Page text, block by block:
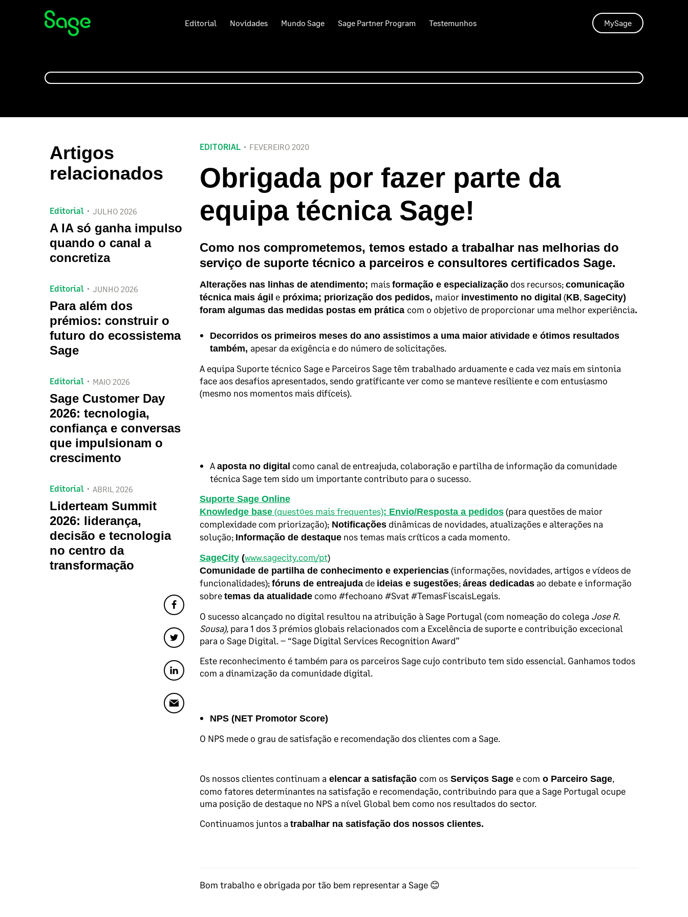
Editorial Novidades Mundo Sage Sage Partner Program Testemunhos MySage
EDITORIAL FEVEREIRO 2020
Obrigada por fazer parte da
equipa técnica Sage!
Como nos comprometemos, temos estado a trabalhar nas melhorias do
serviço de suporte técnico a parceiros e consultores certificados Sage.
Alterações nas linhas de atendimento; mais formação e especializaçãodos recursos; comunicação
técnica mais ágil epróxima; priorização dos pedidos, maior investimento no digital (KB, SageCity)
foram algumas das medidas postas em prática com o objetivo de proporcionar uma melhor experiência.
Decorridos os primeiros meses do ano assistimos a uma maior atividade e ótimos resultados
também, apesar da exigência e do número de solicitações.
A equipa Suporte técnico Sage e Parceiros Sage têm trabalhado arduamente e cada vez mais em sintonia
face aos desafios apresentados, sendo gratificante ver como se manteve resiliente e com entusiasmo
(mesmo nos momentos mais difíceis).
A aposta no digital como canal de entreajuda, colaboração e partilha de informação da comunidade
técnica Sage tem sido um importante contributo para o sucesso.
Suporte Sage Online
Knowledge base(questões mais frequentes); Envio/Resposta a pedidos(para questões de maior
complexidade com priorização);Notificaçõesdinâmicas de novidades, atualizações e alterações na
solução; Informação de destaquenos temas mais críticos a cada momento.
SageCity(www.sagecity.com/pt)
Comunidade de partilha de conhecimento e experiencias(informações, novidades, artigos e vídeos de
funcionalidades); fóruns de entreajudade ideias e sugestões; áreas dedicadasao debate e informação
sobre temas da atualidadecomo #fechoano #Svat #TemasFiscaisLegais.
O sucesso alcançado no digital resultou na atribuição à Sage Portugal (com nomeação do colega Jose R.
Sousa),para 1 dos 3 prémios globais relacionados com a Excelência de suporte e contribuição excecional
para o Sage Digital. – “Sage Digital Services Recognition Award”
Este reconhecimento é também para os parceiros Sage cujo contributo tem sido essencial. Ganhamos todos
com a dinamização da comunidade digital.
NPS (NET Promotor Score)
O NPS mede o grau de satisfação e recomendação dos clientes com a Sage.
Os nossos clientes continuam a elencar a satisfação com osServiços Sage e com o Parceiro Sage,
como fatores determinantes na satisfação e recomendação, contribuindo para que a Sage Portugal ocupe
uma posição de destaque no NPS a nível Global bem como nos resultados do sector.
Continuamos juntos a trabalhar na satisfação dos nossos clientes.
Bom trabalho e obrigada por tão bem representar a Sage 😊
Artigos
relacionados
Editorial JULHO 2026
A IA só ganha impulso
quando o canal a
concretiza
Editorial JUNHO 2026
Para além dos
prémios: construir o
futuro do ecossistema
Sage
Editorial MAIO 2026
Sage Customer Day
2026: tecnologia,
confiança e conversas
que impulsionam o
crescimento
Editorial ABRIL 2026
Liderteam Summit
2026: liderança,
decisão e tecnologia
no centro da
transformação